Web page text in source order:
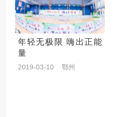
年轻无极限 嗨出正能
量
2019-03-10 鄂州